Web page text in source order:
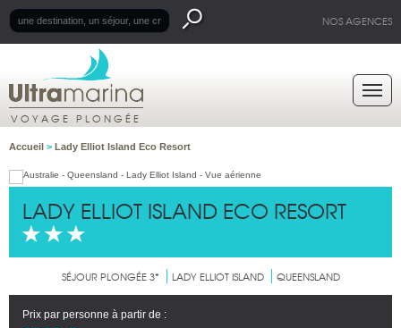
NOS AGENCES
VOYAGE PLONGÉE
Accueil > Lady Elliot Island Eco Resort
LADY ELLIOT ISLAND ECO RESORT
SÉJOUR PLONGÉE 3* LADY ELLIOT ISLAND QUEENSLAND
Prix par personne à partir de :